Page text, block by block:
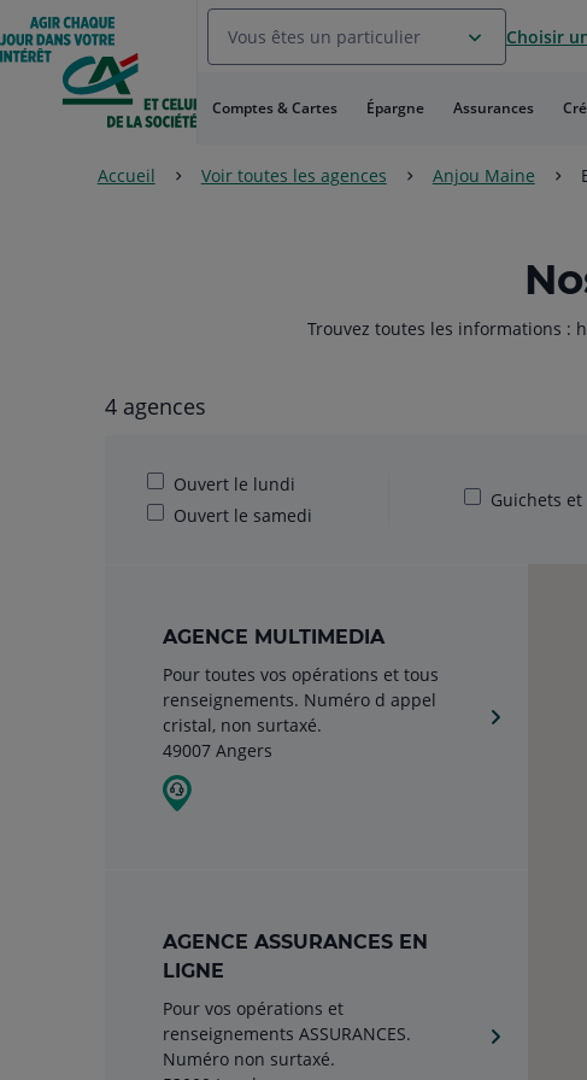
Aller
au
Menu
Aller au
Contenu
Vous êtes un particulier Choisir
Comptes & Cartes Épargne Assurances
Accueil Voir toutes les agences Anjou Maine
Trouvez toutes les informations :
4 agences
Ouvert le lundi
Ouvert le samedi
Guichets
AGENCE MULTIMEDIA
Pour toutes vos opérations et tous
renseignements. Numéro d appel
cristal, non surtaxé.
49007 Angers
AGENCE ASSURANCES EN
LIGNE
Pour vos opérations et
renseignements ASSURANCES.
Numéro non surtaxé.